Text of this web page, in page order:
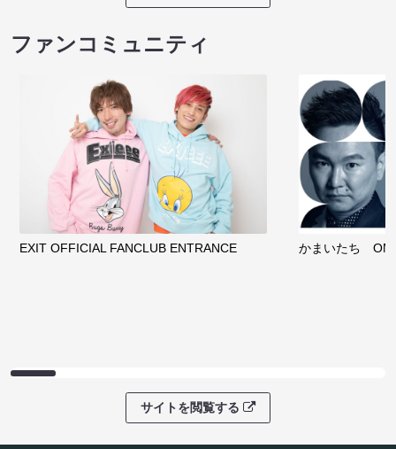
ファンコミュニティ
EXIT OFFICIAL FANCLUB ENTRANCE かまいたち
サイトを閲覧する